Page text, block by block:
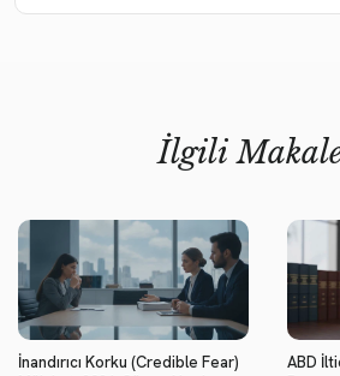
İlgili
İnandırıcı Korku (Credible Fear)
ABD